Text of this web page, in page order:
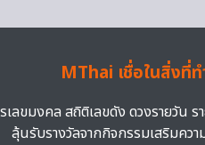
MThai เชื่อในสิ่งที่ท
เลขมงคล สถิติเลขดัง ดวงรายวัน
ลุ้นรับรางวัลจากกิจกรรมเสริมคว